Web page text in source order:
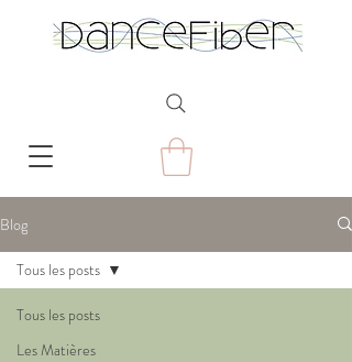
Blog
Tous les posts
Les Matières
Tous les posts